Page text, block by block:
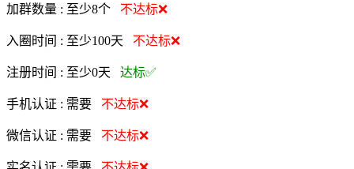
加群数量 : 至少8个 不达标❌
入圈时间 : 至少100天 不达标❌
注册时间 : 至少0天 达标✅
手机认证 : 需要 不达标❌
微信认证 : 需要 不达标❌